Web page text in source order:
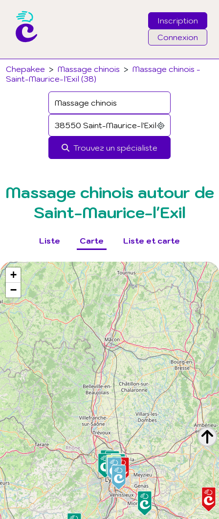
Inscription
Connexion
Chepakee > Massage chinois > Massage chinois -
Saint-Maurice-l'Exil (38)
Trouvez un spécialiste
Email
Mot de passe
J'ai oublié mon mot de passe
Connexion
Massage chinois autour de
Saint-Maurice-l'Exil
Liste Carte Liste et carte
+
−